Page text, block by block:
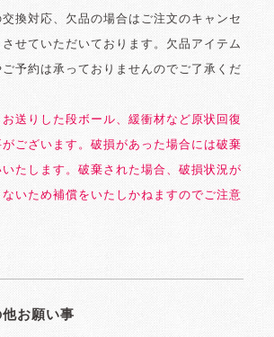
換対応、欠品の場合はご注文のキャンセ
せていただいております。欠品アイテム
予約は承っておりませんのでご了承くだ
送りした段ボール、緩衝材など原状回復
ございます。破損があった場合には破棄
たします。破棄された場合、破損状況が
いため補償をいたしかねますのでご注意
お願い事